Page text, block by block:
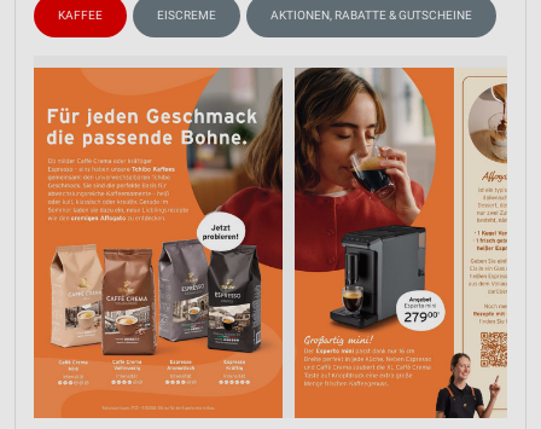
KAFFEE EISCREME AKTIONEN, RABATTE & GUTSCHEINE